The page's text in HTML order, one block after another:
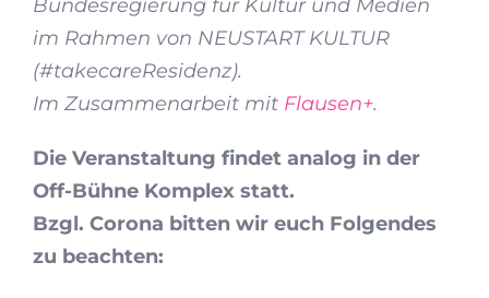
Bundesregierung für Kultur und Medien
im Rahmen von NEUSTART KULTUR
(#takecareResidenz).
Im Zusammenarbeit mit Flausen+.
Die Veranstaltung findet analog in der
Off-Bühne Komplex statt.
Bzgl. Corona bitten wir euch Folgendes
zu beachten: